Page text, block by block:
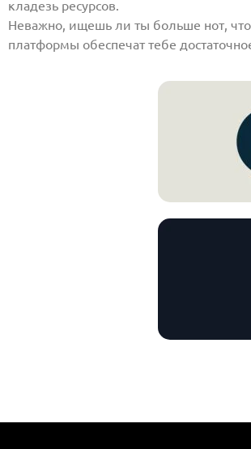
кладезь ресурсов.
Неважно, ищешь ли ты больше нот,
платформы обеспечат тебе